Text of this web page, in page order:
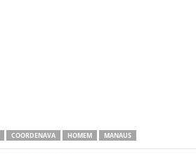
COORDENAVA HOMEM MANAUS